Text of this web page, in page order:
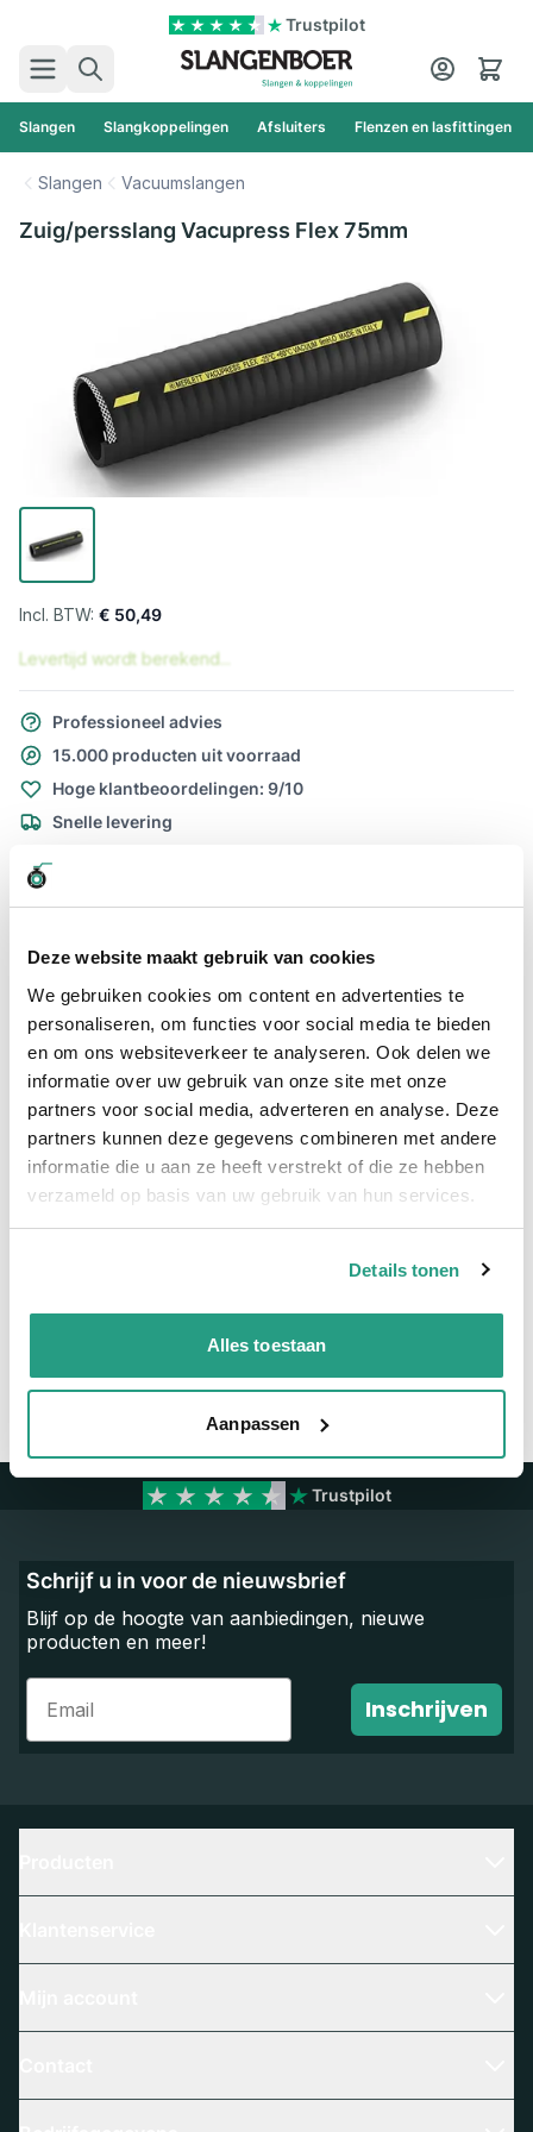
Deze website maakt gebruik van cookies
We gebruiken cookies om content en advertenties te
personaliseren, om functies voor social media te bieden
en om ons websiteverkeer te analyseren. Ook delen we
informatie over uw gebruik van onze site met onze
partners voor social media, adverteren en analyse. Deze
partners kunnen deze gegevens combineren met andere
informatie die u aan ze heeft verstrekt of die ze hebben
verzameld op basis van uw gebruik van hun services.
Details tonen
Alles toestaan
Aanpassen
Trustpilot
Zoek
Cart
Slangen Slangkoppelingen Afsluiters Flenzen en lasfittingen
Slangen Vacuumslangen
Zuig/persslang Vacupress Flex 75mm
€ 50,49
Levertijd wordt berekend...
Professioneel advies
15.000 producten uit voorraad
Hoge klantbeoordelingen: 9/10
Snelle levering
Snel naar
Plus- en minpunten
Merlett Vacupress flex inwendig 75mm
Flexibele PVC zuig-/persslang
Meer informatie
Binnendiameter 75mm
Neem contact met ons op
Trustpilot
Schrijf u in voor de nieuwsbrief
Blijf op de hoogte van aanbiedingen, nieuwe
producten en meer!
Email
Inschrijven